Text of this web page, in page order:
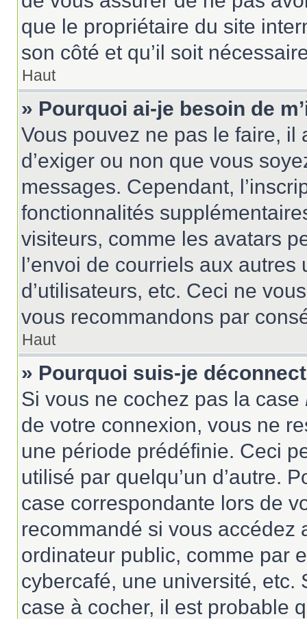
que le propriétaire du site
son côté et qu’il soit
Haut
» Pourquoi ai-je besoin de
Vous pouvez ne pas le faire, il
d’exiger ou non que vous
messages. Cependant,
fonctionnalités
visiteurs, comme les avatars
l’envoi de courriels aux
d’utilisateurs, etc. Ceci ne
vous recommandons par
Haut
» Pourquoi suis-je
Si vous ne cochez pas la case
de votre connexion, vous ne
une période prédéfinie. Ceci
utilisé par quelqu’un d’autre.
case correspondante lors de
recommandé si vous accédez
ordinateur public, comme par
cybercafé, une université, etc.
case à cocher, il est probable